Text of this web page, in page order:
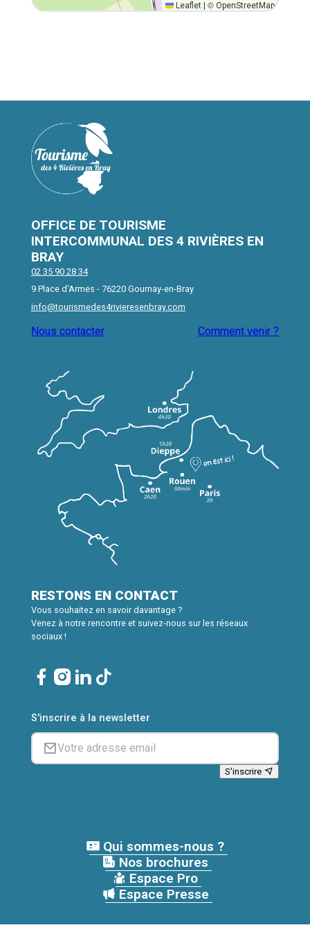
Leaflet | © OpenStreetMap
OFFICE DE TOURISME
INTERCOMMUNAL DES 4 RIVIÈRES EN
BRAY
02 35 90 28 34
9 Place d'Armes - 76220 Gournay-en-Bray
info@tourismedes4rivieresenbray.com
Nous contacter Comment venir ?
RESTONS EN CONTACT
Vous souhaitez en savoir davantage ?
Venez à notre rencontre et suivez-nous sur les réseaux
sociaux !
S'inscrire à la newsletter
S'inscrire
Qui sommes-nous ?
Nos brochures
Espace Pro
Espace Presse